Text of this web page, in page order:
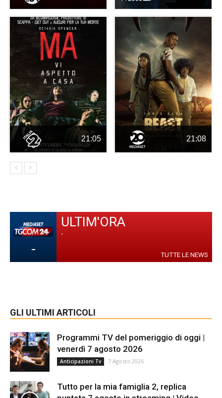
21:05 21:08
-
ULTIM'ORA
-
TUTTE LE NEWS
GLI ULTIMI ARTICOLI
Programmi TV del pomeriggio di oggi |
venerdì 7 agosto 2026
Anticipazioni Tv 7 Agosto 2026
Tutto per la mia famiglia 2, replica